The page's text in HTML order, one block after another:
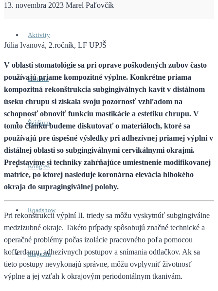
Aktivity
História
Štúdium
Kongres
Roadshow
Magazín
13. novembra 2023 Marel Paľovčík
Júlia Ivanová, 2.ročník, LF UPJŠ
V oblasti stomatológie sa pri oprave poškodených zubov často
používajú priame kompozitné výplne. Konkrétne priama
kompozitná rekonštrukcia subgingiválnych kavít v distálnom
úseku chrupu si získala svoju pozornosť vzhľadom na
schopnosť obnoviť funkciu mastikácie a estetiku chrupu. V
tomto článku budeme diskutovať o materiáloch, ktoré sa
používajú pre úspešné výsledky pri adhezívnej priamej výplni v
distálnej oblasti so subgingiválnymi cervikálnymi okrajmi.
Predstavíme si techniky zahŕňajúce umiestnenie modifikovanej
matrice, po ktorej nasleduje koronárna elevácia hlbokého
okraja do supragingiválnej polohy.
Pri rekonštrukcii výplní II. triedy sa môžu vyskytnúť subgingiválne
medzizubné okraje. Takéto prípady spôsobujú značné technické a
operačné problémy počas izolácie pracovného poľa pomocou
kofferdamu, adhezívnych postupov a snímania odtlačkov. Ak sa
tieto postupy nevykonajú správne, môžu ovplyvniť životnosť
výplne a jej vzťah k okrajovým periodontálnym tkanivám.